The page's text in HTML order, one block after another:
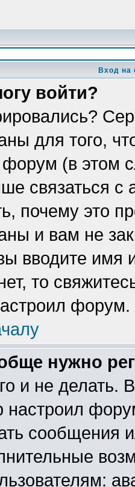
Вход на
войти?
для того,
форум (в этом
связаться
почему это
и вам не
вводите
то
форум.
нужно
и не делать.
настроил
сообщения